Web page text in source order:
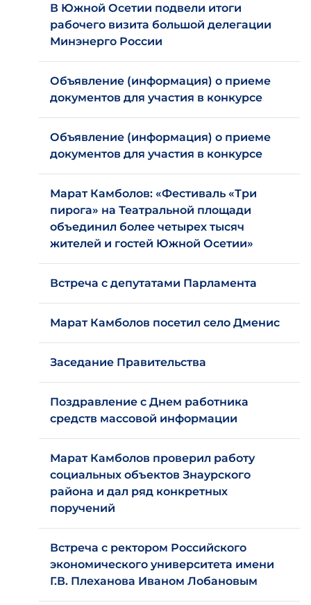
В Южной Осетии подвели итоги
рабочего визита большой делегации
Минэнерго России
Объявление (информация) о приеме
документов для участия в конкурсе
Объявление (информация) о приеме
документов для участия в конкурсе
Марат Камболов: «Фестиваль «Три
пирога» на Театральной площади
объединил более четырех тысяч
жителей и гостей Южной Осетии»
Встреча с депутатами Парламента
Марат Камболов посетил село Дменис
Заседание Правительства
Поздравление с Днем работника
средств массовой информации
Марат Камболов проверил работу
социальных объектов Знаурского
района и дал ряд конкретных
поручений
Встреча с ректором Российского
экономического университета имени
Г.В. Плеханова Иваном Лобановым